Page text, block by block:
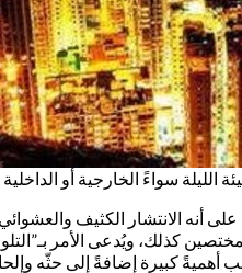
سواءً الخارجية أو الداخلية
الانتشار الكثيف
كذلك، ويُدعى الأمر
كبيرة إضافةً إلى حثّه